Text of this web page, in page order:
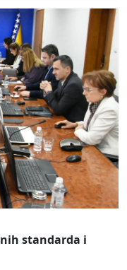
standarda i